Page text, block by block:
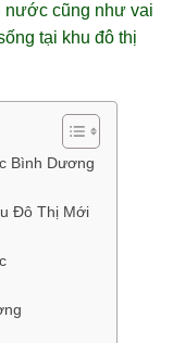
nước cũng như vai
tại khu đô thị
Bình Dương
Đô Thị Mới